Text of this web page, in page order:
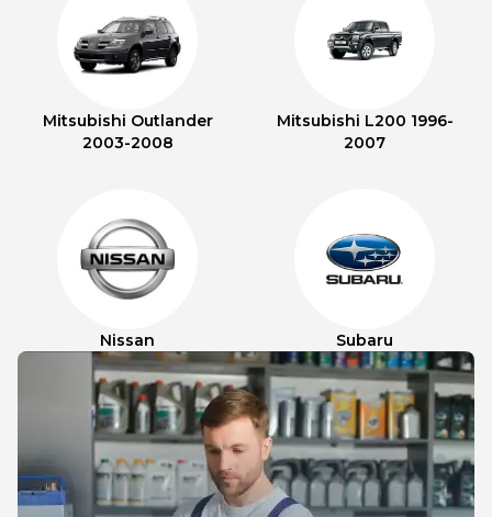
Mitsubishi Outlander
2003-2008
Mitsubishi L200 1996-
2007
Nissan Subaru